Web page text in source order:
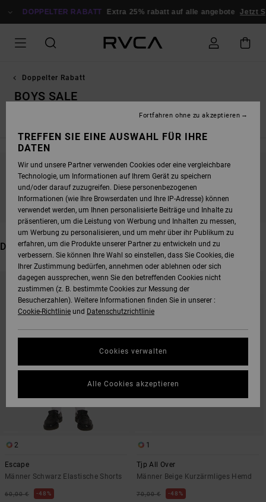
ZUR
RABATT Extra 25% rabatt auf alle angebote Jetzt Sparen
Doppelter Rabatt
BOYS SALE
BLEIB DABEI, DIE PRODUKTE SIND BALD
WIEDER DA
DAS KÖNNTE DIR AUCH GEFALLEN
DIREKT
FILTERKRITERIEN
ÜBERSPRINGEN
FILTERN
2
Escape
Männer Schwarz Elastische Shorts
60,00 € 48%
1
Tjp All Over
Männer Beige Kurzärmliges Hemd
70,00 € 48%
TREFFEN SIE EINE AUSWAHL FÜR IHRE
DATEN
Wir und unsere Partner verwenden Cookies oder eine vergleichbare
Technologie, um Informationen auf Ihrem Gerät zu speichern
und/oder darauf zuzugreifen. Diese personenbezogenen
Informationen (wie Ihre Browserdaten und Ihre IP-Adresse) können
verwendet werden, um Ihnen personalisierte Beiträge und Inhalte zu
präsentieren, um die Leistung von Werbung und Inhalten zu messen,
um Werbung zu personalisieren, und um mehr über ihr Publikum zu
erfahren, um die Produkte unserer Partner zu entwickeln und zu
verbessern. Sie können Ihre Wahl so einstellen, dass Sie Cookies, die
Ihrer Zustimmung bedürfen, annehmen oder ablehnen oder sich
dagegen aussprechen, wenn Sie den betreffenden Cookies nicht
zustimmen (z. B. bestimmte Cookies zur Messung der
Besucherzahlen). Weitere Informationen finden Sie in unserer :
Cookie-Richtlinie und Datenschutzrichtlinie
Cookies verwalten
Fortfahren ohne zu akzeptieren
Alle Cookies akzeptieren